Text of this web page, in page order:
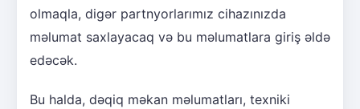
olmaqla, digər partnyorlarımız cihazınızda
məlumat saxlayacaq və bu məlumatlara giriş əldə
edəcək.
Bu halda, dəqiq məkan məlumatları, texniki